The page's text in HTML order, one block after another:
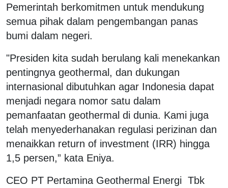
Pemerintah berkomitmen untuk mendukung
semua pihak dalam pengembangan panas
bumi dalam negeri.
"Presiden kita sudah berulang kali menekankan
pentingnya geothermal, dan dukungan
internasional dibutuhkan agar Indonesia dapat
menjadi negara nomor satu dalam
pemanfaatan geothermal di dunia. Kami juga
telah menyederhanakan regulasi perizinan dan
menaikkan return of investment (IRR) hingga
1,5 persen,” kata Eniya.
CEO PT Pertamina Geothermal Energi Tbk